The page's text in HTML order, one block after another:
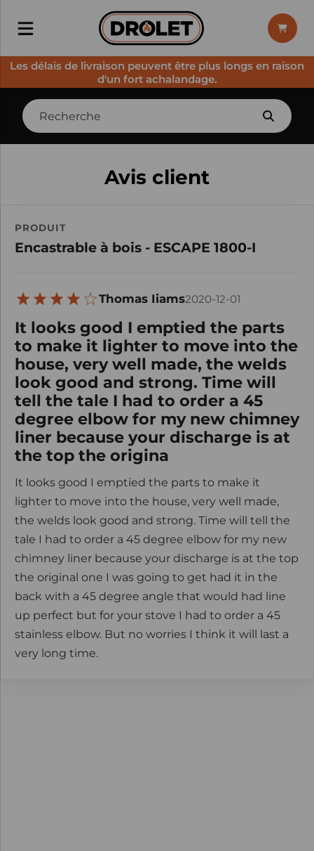
Les délais de livraison peuvent être plus longs en raison
d'un fort achalandage.
Avis client
PRODUIT
Encastrable à bois - ESCAPE 1800-I
Thomas Iiams2020-12-01
It looks good I emptied the parts
to make it lighter to move into the
house, very well made, the welds
look good and strong. Time will
tell the tale I had to order a 45
degree elbow for my new chimney
liner because your discharge is at
the top the origina
It looks good I emptied the parts to make it
lighter to move into the house, very well made,
the welds look good and strong. Time will tell the
tale I had to order a 45 degree elbow for my new
chimney liner because your discharge is at the top
the original one I was going to get had it in the
back with a 45 degree angle that would had line
up perfect but for your stove I had to order a 45
stainless elbow. But no worries I think it will last a
very long time.